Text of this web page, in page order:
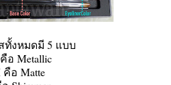
ทั้งหมดมี 5 แบบ
อ Metallic
คือ Matte